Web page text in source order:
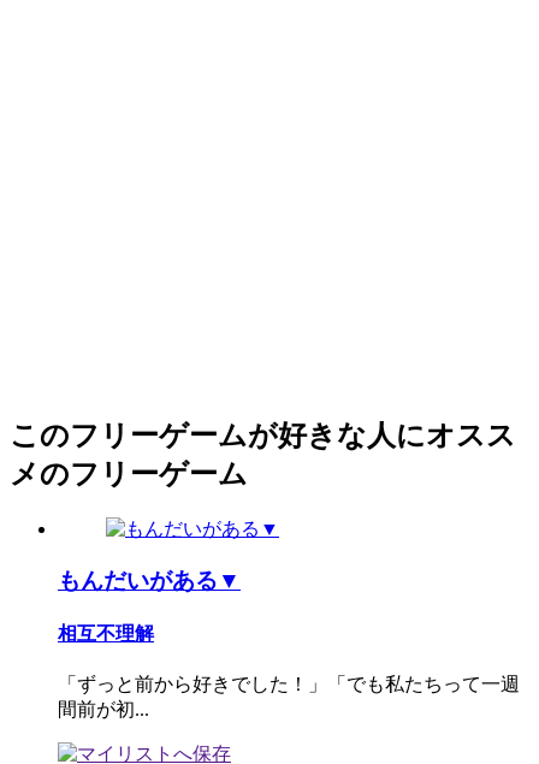
このフリーゲームが好きな人にオスス
メのフリーゲーム
もんだいがある▼
相互不理解
「ずっと前から好きでした！」「でも私たちって一週
間前が初...